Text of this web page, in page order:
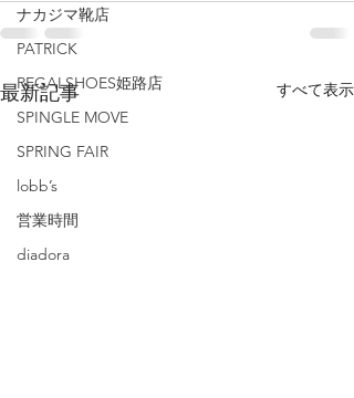
ナカジマ靴店
PATRICK
REGALSHOES姫路店
SPINGLE MOVE
SPRING FAIR
lobb’s
営業時間
diadora
最新記事 すべて表示